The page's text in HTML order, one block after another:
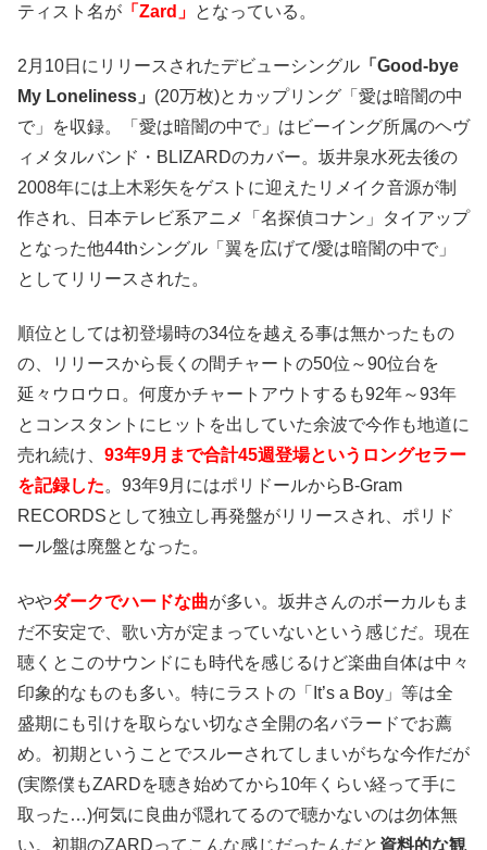
ティスト名が 「Zard」 となっている。
2月10日にリリースされたデビューシングル 「Good-bye
My Loneliness」 (20万枚)とカップリング「愛は暗闇の中
で」を収録。「愛は暗闇の中で」はビーイング所属のヘヴ
ィメタルバンド・BLIZARDのカバー。坂井泉水死去後の
2008年には上木彩矢をゲストに迎えたリメイク音源が制
作され、日本テレビ系アニメ「名探偵コナン」タイアップ
となった他44thシングル「翼を広げて/愛は暗闇の中で」
としてリリースされた。
順位としては初登場時の34位を越える事は無かったもの
の、リリースから長くの間チャートの50位～90位台を
延々ウロウロ。何度かチャートアウトするも92年～93年
とコンスタントにヒットを出していた余波で今作も地道に
売れ続け、 93年9月まで合計45週登場というロングセラー
を記録した。93年9月にはポリドールからB-Gram
RECORDSとして独立し再発盤がリリースされ、ポリド
ール盤は廃盤となった。
ややダークでハードな曲が多い。坂井さんのボーカルもま
だ不安定で、歌い方が定まっていないという感じだ。現在
聴くとこのサウンドにも時代を感じるけど楽曲自体は中々
印象的なものも多い。特にラストの「It’s a Boy」等は全
盛期にも引けを取らない切なさ全開の名バラードでお薦
め。初期ということでスルーされてしまいがちな今作だが
(実際僕もZARDを聴き始めてから10年くらい経って手に
取った…)何気に良曲が隠れてるので聴かないのは勿体無
い。初期のZARDってこんな感じだったんだと 資料的な観